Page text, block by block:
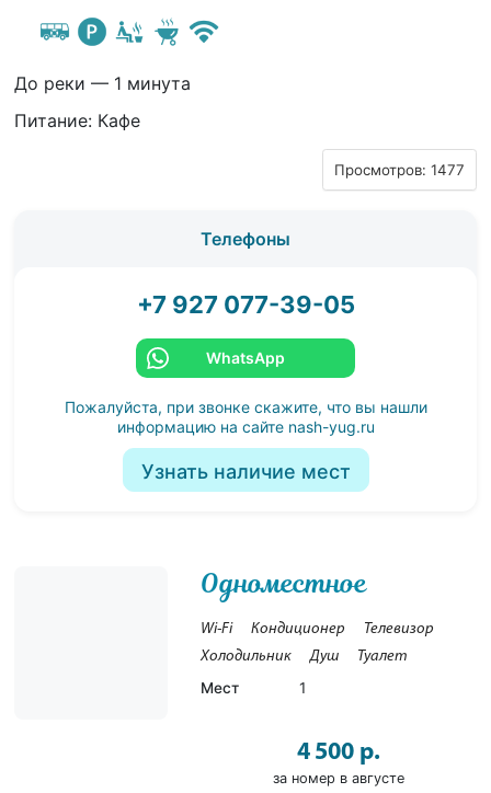
До реки — 1 минута
Питание: Кафе
Просмотров: 1477
Телефоны
+7 927 077-39-05
WhatsApp
Пожалуйста, при звонке скажите, что вы нашли
информацию на сайте nash-yug.ru
Узнать наличие мест
Одноместное
Wi-Fi Кондиционер
Телевизор
Холодильник
Душ Туалет
Мест 1
4 500 р.
за номер в августе